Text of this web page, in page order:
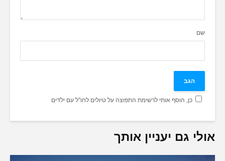
שם
כן, הוסף אותי לרשימת התפוצה על טיולים לחו"ל עם ילדים
אולי גם יעניין אותך